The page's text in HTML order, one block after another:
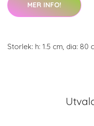
MER INFO!
Storlek: h: 1.5 cm, dia: 80